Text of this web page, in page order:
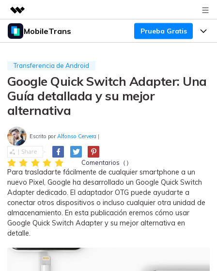
Productos destacados
Utilidades
Soluciones
Quiénes somos
Sala de prensa
Tienda
Soporte
MobileTrans Prueba Gratis
Para Escritorio
Transferencia de WhatsApp
y restaura copias de seguridad de
WhatsApp y más apps sociales.
Respaldo y Restauración
Realiza y restaura copias de
seguridad de más de 18 tipos de
datos, incluyendo los datos de
WhatsApp.
Transferencia de Datos de un
Precios
Precios para Windows
Precios para Empresas
Descuentos Educativos
Soporte
Preguntas Frecuentes
Más Soporte
Sobre Nosotros
Blog
Tendencias
Tendencias
Concursos y eventos
ENCUENTRA MÁS SOLUCIONES
Buscar
Descargar
Transferencia de Android
Google Quick Switch Adapter: Una
Guía detallada y su mejor
alternativa
Escrito porAlfonso Cervera |
Comentarios（）
Para trasladarte fácilmente de cualquier smartphone a un
nuevo Pixel, Google ha desarrollado un Google Quick Switch
Adapter dedicado. El adaptador OTG puede ayudarte a
conectar otros dispositivos o incluso cualquier otra unidad de
almacenamiento. En esta publicación eremos cómo usar
Google Quick Switch Adapter y su mejor alternativa en
detalle.